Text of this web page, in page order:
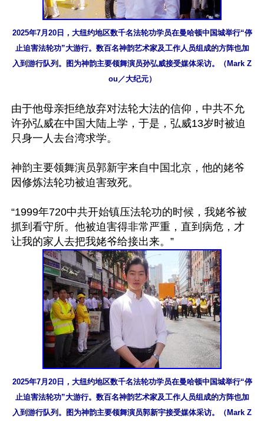
2025年7月20日，大纽约地区数千名法轮功学员在曼哈顿中国城举行“停
止迫害法轮功”大游行。数百名神韵艺术家及工作人员组成的方阵也加
入到游行队列。图为神韵主要领舞演员孙弘威接受媒体采访。（Mark Z
ou／大纪元）
由于他母亲拒绝放弃对法轮大法的信仰，中共不允
许孙弘威在中国大陆上学，于是，弘威13岁时被迫
只身一人去台湾求学。
神韵主要领舞演员郭新宇来自中国北京，他的姥爷
因修炼法轮功被迫害致死。
“1999年720中共开始镇压法轮功的时候，我姥爷被
抓到看守所。他被迫害得非常严重，直到病危，才
2025年7月20日，大纽约地区数千名法轮功学员在曼哈顿中国城举行“停
止迫害法轮功”大游行。数百名神韵艺术家及工作人员组成的方阵也加
入到游行队列。图为神韵主要领舞演员郭新宇接受媒体采访。（Mark Z